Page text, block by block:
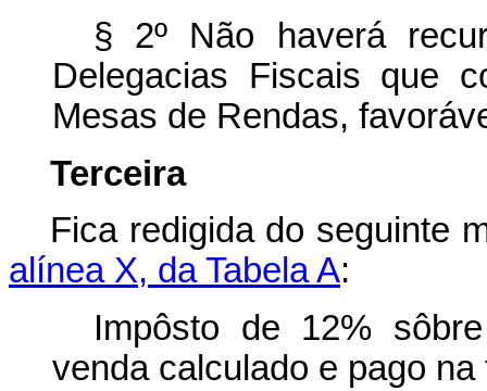
§ 2º Não haverá
Delegacias Fiscais que
Mesas de Rendas,
Terceira
Fica redigida do seguinte
alínea X, da Tabela A:
Impôsto de 12%
venda calculado e pago